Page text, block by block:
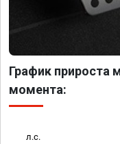
График прироста
момента:
л.с.